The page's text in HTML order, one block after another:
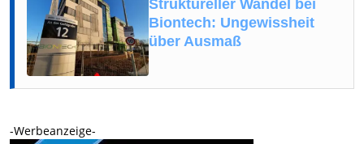
Struktureller Wandel bei
Biontech: Ungewissheit
über Ausmaß
-Werbeanzeige-